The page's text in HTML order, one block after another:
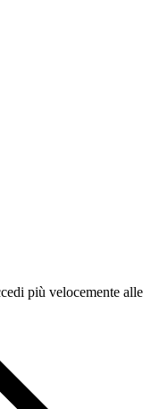
più velocemente alle